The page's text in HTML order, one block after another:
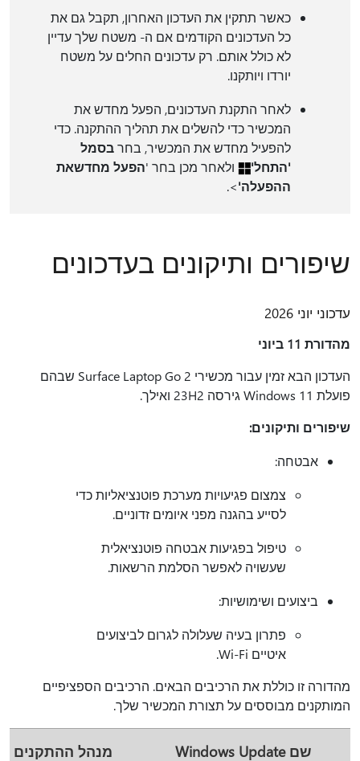
כאשר תתקין את העדכון האחרון, תקבל גם את
כל העדכונים הקודמים אם ה- משטח שלך עדיין
לא כולל אותם. רק עדכונים החלים על משטח
יורדו ויותקנו.
לאחר התקנת העדכונים, הפעל מחדש את
המכשיר כדי להשלים את תהליך ההתקנה. כדי
להפעיל מחדש את המכשיר, בחרבסמל
'התחל'
ולאחר מכן בחר 'הפעל מחדשאת
ההפעלה'>.
שיפורים ותיקונים בעדכונים
עדכוני יוני 2026
מהדורת 11 ביוני
העדכון הבא זמין עבור מכשירי Surface Laptop Go 2 שבהם
פועלת Windows 11 גירסה 23H2 ואילך.
שיפורים ותיקונים:
אבטחה:
צמצום פגיעויות מערכת פוטנציאליות כדי
לסייע בהגנה מפני איומים זדוניים.
טיפול בפגיעות אבטחה פוטנציאלית
שעשויה לאפשר הסלמת הרשאות.
ביצועים ושימושיות:
פתרון בעיה שעלולה לגרום לביצועים
איטיים Wi-Fi.
מהדורה זו כוללת את הרכיבים הבאים. הרכיבים הספציפיים
המותקנים מבוססים על תצורת המכשיר שלך.
שם Windows Update מנהל ההתקנים